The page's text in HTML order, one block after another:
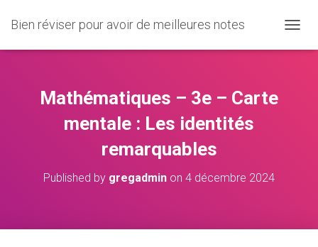
Bien réviser pour avoir de meilleures notes
U
Mathématiques – 3e – Carte
mentale : Les identités
remarquables
Published by gregadmin on 4 décembre 2024